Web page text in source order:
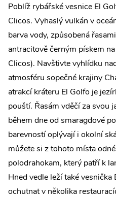
Poblíž rybářské vesnice El
Clicos. Vyhaslý vulkán v
barva vody, způsobená
antracitově černým pískem
Clicos). Navštivte vyhlídku
atmosféru sopečné krajiny
atrakcí kráteru El Golfo je
pouští. Řasám vděčí za svou
během dne od smaragdové
barevností oplývají i okolní
můžete si z tohoto místa
polodrahokam, který patří k
Hned vedle leží také
ochutnat v několika